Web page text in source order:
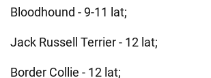
Bloodhound - 9-11 lat;
Jack Russell Terrier - 12 lat;
Border Collie - 12 lat;